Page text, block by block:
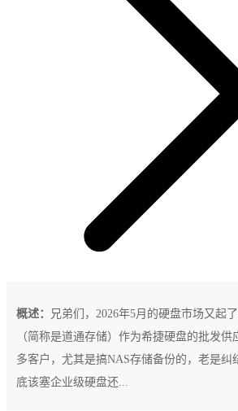
概述：
兄弟们，2026年5月的硬盘市场又起
（简称是道通存储）作为希捷硬盘的批发
多客户，尤其是搞NAS存储备份的，老是纠
底该塞企业级硬盘还...